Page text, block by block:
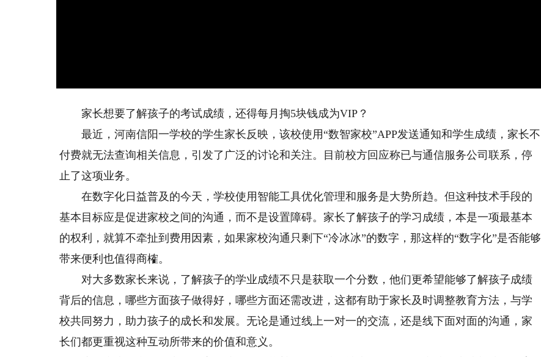
家长想要了解孩子的考试成绩，还得每月掏5块钱成为VIP？
最近，河南信阳一学校的学生家长反映，该校使用“数智家校”APP发送通知和学生成绩，家长不
付费就无法查询相关信息，引发了广泛的讨论和关注。目前校方回应称已与通信服务公司联系，停
止了这项业务。
在数字化日益普及的今天，学校使用智能工具优化管理和服务是大势所趋。但这种技术手段的
基本目标应是促进家校之间的沟通，而不是设置障碍。家长了解孩子的学习成绩，本是一项最基本
的权利，就算不牵扯到费用因素，如果家校沟通只剩下“冷冰冰”的数字，那这样的“数字化”是否能够
带来便利也值得商榷。
对大多数家长来说，了解孩子的学业成绩不只是获取一个分数，他们更希望能够了解孩子成绩
背后的信息，哪些方面孩子做得好，哪些方面还需改进，这都有助于家长及时调整教育方法，与学
校共同努力，助力孩子的成长和发展。无论是通过线上一对一的交流，还是线下面对面的沟通，家
长们都更重视这种互动所带来的价值和意义。